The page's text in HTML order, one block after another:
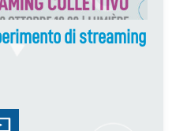
di streaming